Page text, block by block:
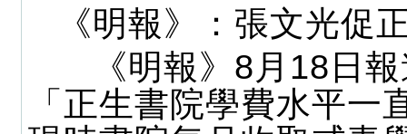
《明報》：張文光促
《明報》8月18日報
「正生書院學費水平一